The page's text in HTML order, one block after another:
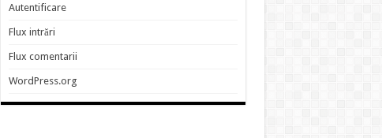
Autentificare
Flux intrări
Flux comentarii
WordPress.org